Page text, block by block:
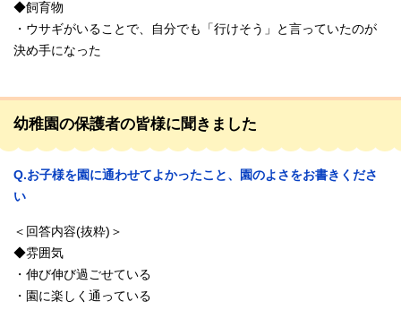
◆飼育物
・ウサギがいることで、自分でも「行けそう」と言っていたのが
決め手になった
幼稚園の保護者の皆様に聞きました
Q.お子様を園に通わせてよかったこと、園のよさをお書きくださ
い
＜回答内容(抜粋)＞
◆雰囲気
・伸び伸び過ごせている
・園に楽しく通っている